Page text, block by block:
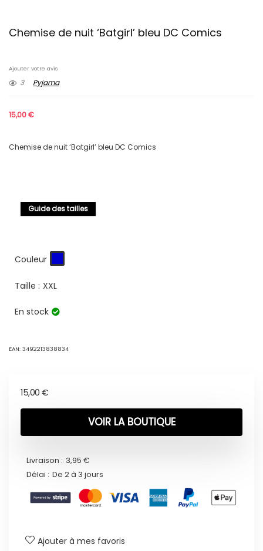
Chemise de nuit ‘Batgirl’ bleu DC Comics
Ajouter votre avis
3 Pyjama
15,00€
Chemise de nuit ‘Batgirl’ bleu DC Comics
Guide des tailles
Couleur
Taille : XXL
En stock
EAN: 3492213838834
15,00 €
VOIR LA BOUTIQUE
Livraison : 3,95 €
Délai : De 2 à 3 jours
Ajouter à mes favoris